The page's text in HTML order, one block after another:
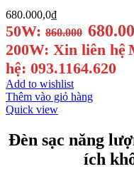
680.000,0₫
50W: 860.000
200W: Xin liên hệ
hệ: 093.1164.620
Add to wishlist
Thêm vào giỏ hàng
Quick view
Đèn sạc năng
ích